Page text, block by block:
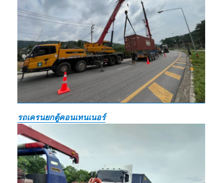
รถเครนยกตู้คอนเทนเนอร์